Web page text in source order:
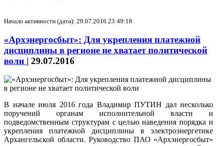
Начало активности (дата): 29.07.2016 23:49:18
«Архэнергосбыт»: Для укрепления платежной
дисциплины в регионе не хватает политической
воли | 29.07.2016
В начале июля 2016 года Владимир ПУТИН дал несколько
поручений органам исполнительной власти и
подведомственным структурам с целью наведения порядка и
укрепления платежной дисциплины в электроэнергетике
Архангельской области. Руководство ПАО «Архэнергосбыт»